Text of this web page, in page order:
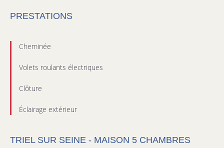
PRESTATIONS
Cheminée
Volets roulants électriques
Clôture
Éclairage extérieur
TRIEL SUR SEINE - MAISON 5 CHAMBRES